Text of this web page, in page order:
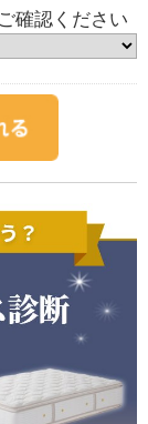
確認ください